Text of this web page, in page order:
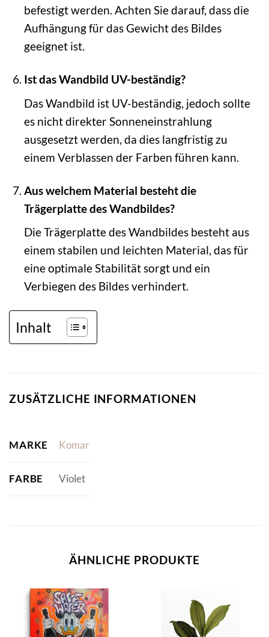
befestigt werden. Achten Sie darauf, dass die
Aufhängung für das Gewicht des Bildes
geeignet ist.
Ist das Wandbild UV-beständig?
Das Wandbild ist UV-beständig, jedoch sollte
es nicht direkter Sonneneinstrahlung
ausgesetzt werden, da dies langfristig zu
einem Verblassen der Farben führen kann.
Aus welchem Material besteht die
Trägerplatte des Wandbildes?
Die Trägerplatte des Wandbildes besteht aus
einem stabilen und leichten Material, das für
eine optimale Stabilität sorgt und ein
Verbiegen des Bildes verhindert.
Inhalt
ZUSÄTZLICHE INFORMATIONEN
MARKE Komar
FARBE Violet
ÄHNLICHE PRODUKTE